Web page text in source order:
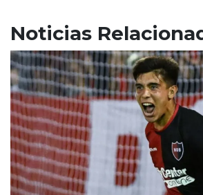
Noticias